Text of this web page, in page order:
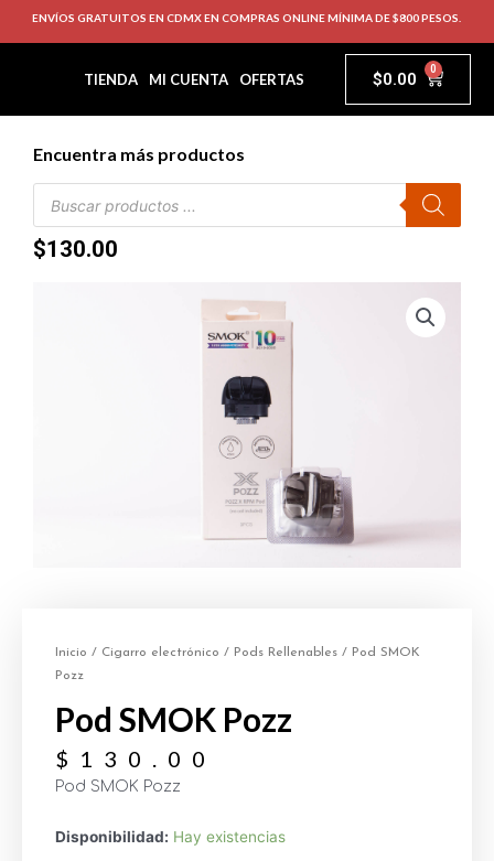
ENVÍOS GRATUITOS EN CDMX EN COMPRAS ONLINE MÍNIMA DE $800 PESOS.
TIENDA MI CUENTA OFERTAS $0.00 0
Encuentra más productos
$130.00
Inicio / Cigarro electrónico / Pods Rellenables / Pod SMOK
Pozz
Pod SMOK Pozz
$ 130.00
Pod SMOK Pozz
Disponibilidad: Hay existencias